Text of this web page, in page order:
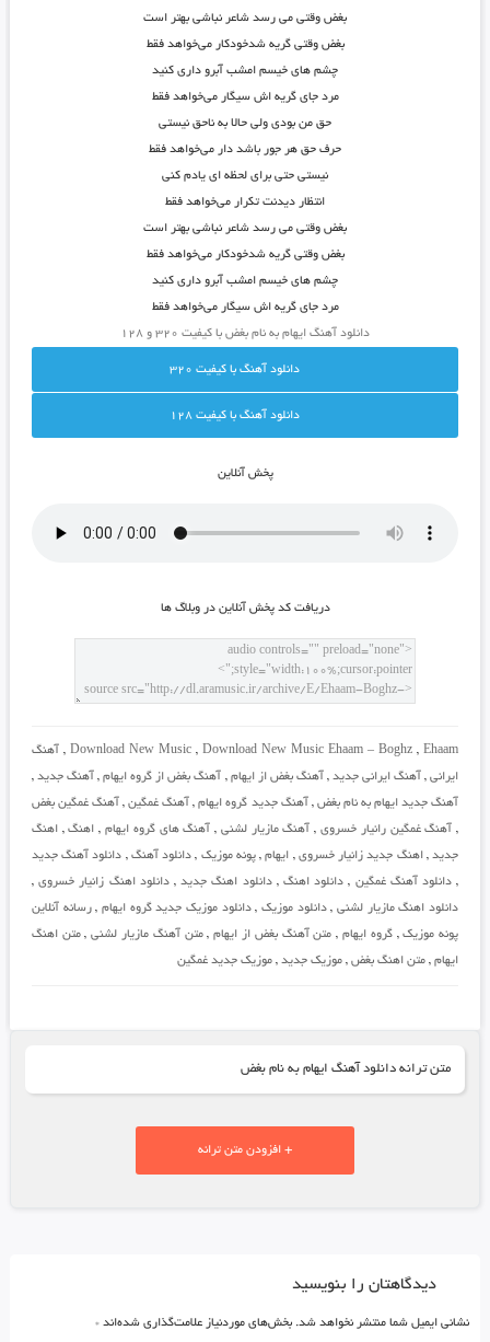
بغض وقتی می رسد شاعر نباشی بهتر است
بغض وقتی گریه شدخودکار می‌خواهد فقط
چشم های خیسم امشب آبرو داری کنید
مرد جای گریه اش سیگار می‌خواهد فقط
حق من بودی ولی حالا به ناحق نیستی
حرف حق هر جور باشد دار می‌خواهد فقط
نیستی حتی برای لحظه ای یادم کنی
انتظار دیدنت تکرار می‌خواهد فقط
بغض وقتی می رسد شاعر نباشی بهتر است
بغض وقتی گریه شدخودکار می‌خواهد فقط
چشم های خیسم امشب آبرو داری کنید
مرد جای گریه اش سیگار می‌خواهد فقط
دانلود آهنگ ایهام به نام بغض با کیفیت ۳۲۰ و ۱۲۸
دانلود آهنگ با کيفيت 320
دانلود آهنگ با کيفيت 128
پخش آنلاين
دريافت کد پخش آنلاين در وبلاگ ها
Download New Music,Download New Music Ehaam – Boghz ,Ehaam
, آهنگ
ایرانی, آهنگ ایرانی جدید , آهنگ بغض از ایهام , آهنگ بغض از گروه ایهام, آهنگ جدید ,
آهنگ جدید ایهام به نام بغض , آهنگ جدید گروه ایهام, آهنگ غمگین, آهنگ غمگین بغض
, آهنگ غمگین رانیار خسروی, آهنگ مازیار لشنی , آهنگ های گروه ایهام , اهنگ,اهنگ
جدید,اهنگ جدید زانیار خسروی , ایهام,پونه موزیک , دانلود آهنگ , دانلود آهنگ جدید
, دانلود آهنگ غمگین , دانلود اهنگ ,دانلود اهنگ جدید,دانلود اهنگ زانیار خسروی,
دانلود اهنگ مازیار لشنی,دانلود موزیک,دانلود موزیک جدید گروه ایهام ,رسانه آنلاین
پونه موزیک,گروه ایهام, متن آهنگ بغض از ایهام,متن آهنگ مازیار لشنی,متن اهنگ
ایهام, متن اهنگ بغض, موزیک جدید, موزیک جدید غمگین
متن ترانه دانلود آهنگ ایهام به نام بغض
+ افزودن متن ترانه
دیدگاهتان را بنویسید
نشانی ایمیل شما منتشر نخواهد شد. بخش‌های موردنیاز علامت‌گذاری شده‌اند *